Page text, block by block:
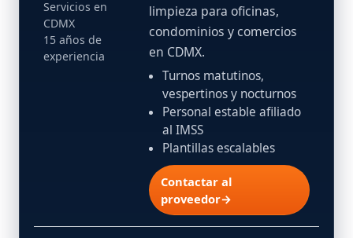
Servicios en
CDMX
15 años de
experiencia
limpieza para oficinas,
condominios y comercios
en CDMX.
Turnos matutinos,
vespertinos y nocturnos
Personal estable afiliado
al IMSS
Plantillas escalables
Contactar al
proveedor→